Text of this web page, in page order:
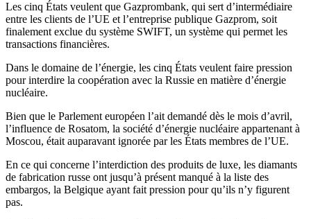
Les cinq États veulent que Gazprombank, qui sert d’intermédiaire
entre les clients de l’UE et l’entreprise publique Gazprom, soit
finalement exclue du système SWIFT, un système qui permet les
transactions financières.
Dans le domaine de l’énergie, les cinq États veulent faire pression
pour interdire la coopération avec la Russie en matière d’énergie
nucléaire.
Bien que le Parlement européen l’ait demandé dès le mois d’avril,
l’influence de Rosatom, la société d’énergie nucléaire appartenant à
Moscou, était auparavant ignorée par les États membres de l’UE.
En ce qui concerne l’interdiction des produits de luxe, les diamants
de fabrication russe ont jusqu’à présent manqué à la liste des
embargos, la Belgique ayant fait pression pour qu’ils n’y figurent
pas.